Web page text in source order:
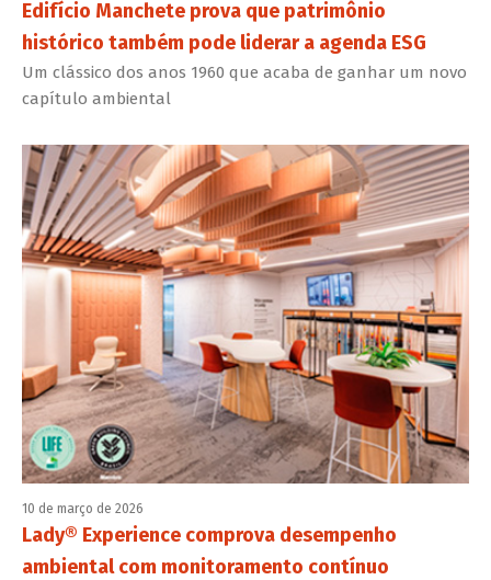
Edifício Manchete prova que patrimônio
histórico também pode liderar a agenda ESG
Um clássico dos anos 1960 que acaba de ganhar um novo
capítulo ambiental
10 de março de 2026
Lady® Experience comprova desempenho
ambiental com monitoramento contínuo